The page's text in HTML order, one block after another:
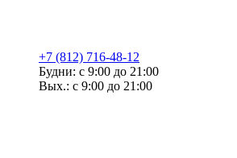
+7 (812) 716-48-12
Будни: с 9:00 до 21:00
Вых.: с 9:00 до 21:00